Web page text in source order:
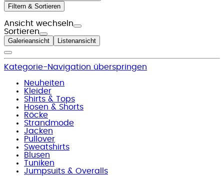
Filtern & Sortieren
Ansicht wechseln
Sortieren
Galerieansicht Listenansicht
Kategorie-Navigation überspringen
Neuheiten
Kleider
Shirts & Tops
Hosen & Shorts
Röcke
Strandmode
Jacken
Pullover
Sweatshirts
Blusen
Tuniken
Jumpsuits & Overalls